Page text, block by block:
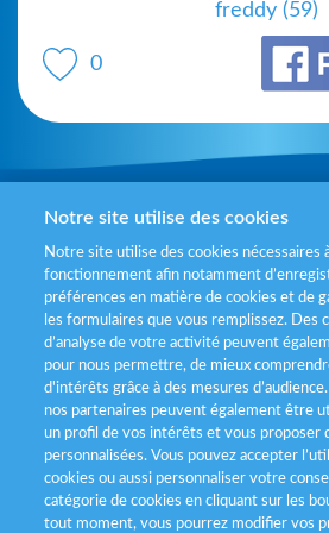
0
freddy (59)
Mentions
Politiques de gestion
Politique données
Services
Déclaration
Notre site utilise des cookies
Notre site utilise des cookies nécessaires
fonctionnement afin notamment
préférences en matière de cookies et de
les formulaires que vous remplissez. Des
d’analyse de votre activité peuvent
pour nous permettre, de mieux
d'intérêts grâce à des mesures
nos partenaires peuvent également être
un profil de vos intérêts et vous proposer
personnalisées. Vous pouvez accepter
cookies ou aussi personnaliser votre
catégorie de cookies en cliquant sur les
tout moment, vous pourrez modifier vos